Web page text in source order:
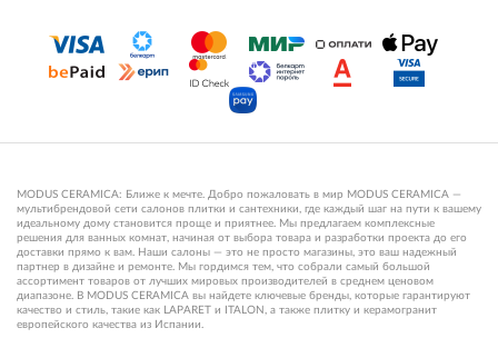
MODUS CERAMICA: Ближе к мечте. Добро пожаловать в мир MODUS CERAMICA —
мультибрендовой сети салонов плитки и сантехники, где каждый шаг на пути к вашему
идеальному дому становится проще и приятнее. Мы предлагаем комплексные
решения для ванных комнат, начиная от выбора товара и разработки проекта до его
доставки прямо к вам. Наши салоны — это не просто магазины, это ваш надежный
партнер в дизайне и ремонте. Мы гордимся тем, что собрали самый большой
ассортимент товаров от лучших мировых производителей в среднем ценовом
диапазоне. В MODUS CERAMICA вы найдете ключевые бренды, которые гарантируют
качество и стиль, такие как LAPARET и ITALON, а также плитку и керамогранит
европейского качества из Испании.